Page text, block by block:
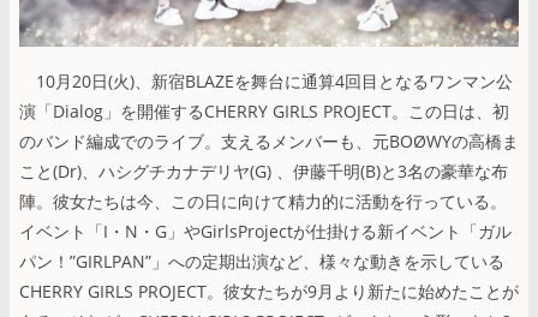
10月20日(火)、新宿BLAZEを舞台に通算4回目となるワンマン公
演「Dialog」を開催するCHERRY GIRLS PROJECT。この日は、初
のバンド編成でのライブ。支えるメンバーも、元BOØWYの高橋ま
こと(Dr)、ハシグチカナデリヤ(G) 、伊藤千明(B)と3名の豪華な布
陣。彼女たちは今、この日に向けて精力的に活動を行っている。
イベント「I・N・G」やGirlsProjectが仕掛ける新イベント「ガル
パン！”GIRLPAN”」への定期出演など、様々な動きを示している
CHERRY GIRLS PROJECT。彼女たちが9月より新たに始めたことが